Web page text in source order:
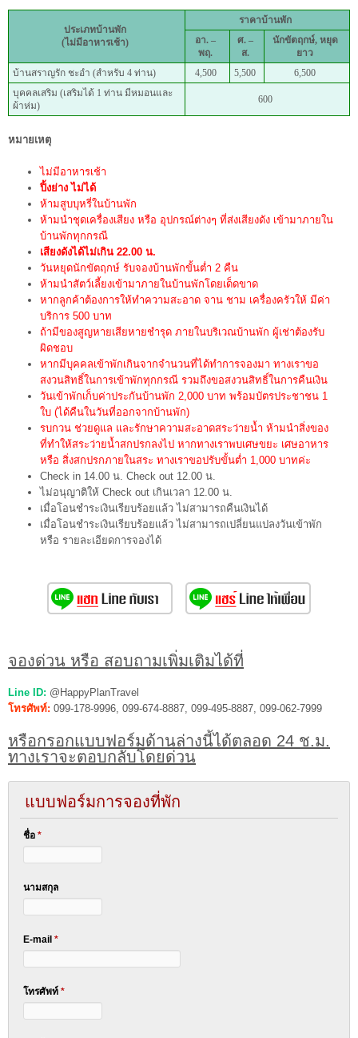
ประเภทบ้านพัก
(ไม่มีอาหารเช้า)
ราคาบ้านพัก
อา. –
พฤ.
ศ. –
ส.
นักขัตฤกษ์, หยุด
ยาว
บ้านสราญรัก ชะอำ (สำหรับ 4 ท่าน)
4,500 5,500
6,500
บุคคลเสริม (เสริมได้ 1 ท่าน มีหมอนและ
ผ้าห่ม)
600
หมายเหตุ
ไม่มีอาหารเช้า
ปิ้งย่าง ไม่ได้
ห้ามสูบบุหรี่ในบ้านพัก
ห้ามนำชุดเครื่องเสียง หรือ อุปกรณ์ต่างๆ ที่ส่งเสียงดัง เข้ามาภายใน
บ้านพักทุกกรณี
เสียงดังได้ไม่เกิน 22.00 น.
วันหยุดนักขัตฤกษ์ รับจองบ้านพักขั้นต่ำ 2 คืน
ห้ามนำสัตว์เลี้ยงเข้ามาภายในบ้านพักโดยเด็ดขาด
หากลูกค้าต้องการให้ทำความสะอาด จาน ชาม เครื่องครัวให้ มีค่า
บริการ 500 บาท
ถ้ามีของสูญหายเสียหายชำรุด ภายในบริเวณบ้านพัก ผู้เช่าต้องรับ
ผิดชอบ
หากมีบุคคลเข้าพักเกินจากจำนวนที่ได้ทำการจองมา ทางเราขอ
สงวนสิทธิ์ในการเข้าพักทุกกรณี รวมถึงขอสงวนสิทธิ์ในการคืนเงิน
วันเข้าพักเก็บค่าประกันบ้านพัก 2,000 บาท พร้อมบัตรประชาชน 1
ใบ (ได้คืนในวันที่ออกจากบ้านพัก)
รบกวน ช่วยดูแล และรักษาความสะอาดสระว่ายน้ำ ห้ามนำสิ่งของ
ที่ทำให้สระว่ายน้ำสกปรกลงไป หากทางเราพบเศษขยะ เศษอาหาร
หรือ สิ่งสกปรกภายในสระ ทางเราขอปรับขั้นต่ำ 1,000 บาทค่ะ
Check in 14.00 น. Check out 12.00 น.
ไม่อนุญาติให้ Check out เกินเวลา 12.00 น.
เมื่อโอนชำระเงินเรียบร้อยแล้ว ไม่สามารถคืนเงินได้
เมื่อโอนชำระเงินเรียบร้อยแล้ว ไม่สามารถเปลี่ยนแปลงวันเข้าพัก
หรือ รายละเอียดการจองได้
จองด่วน หรือ สอบถามเพิ่มเติมได้ที่
Line ID: @HappyPlanTravel
โทรศัพท์: 099-178-9996, 099-674-8887, 099-495-8887, 099-062-7999
หรือกรอกแบบฟอร์มด้านล่างนี้ได้ตลอด 24 ช.ม.
ทางเราจะตอบกลับโดยด่วน
แบบฟอร์มการจองที่พัก
ชื่อ *
นามสกุล
E-mail *
โทรศัพท์ *